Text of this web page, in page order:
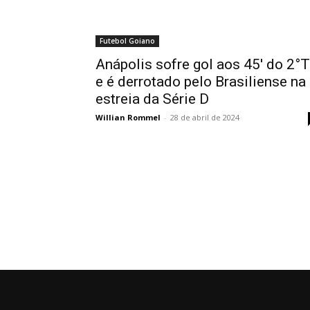
Futebol Goiano
Anápolis sofre gol aos 45′ do 2°T
e é derrotado pelo Brasiliense na
estreia da Série D
Willian Rommel - 28 de abril de 2024